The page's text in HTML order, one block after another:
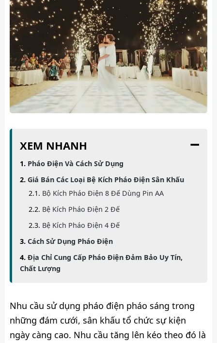
XEM NHANH −
Pháo Điện Và Cách Sử Dụng
Giá Bán Các Loại Bệ Kích Pháo Điện Sân Khấu
Bộ Kích Pháo Điện 8 Đế Dùng Pin AA
Bệ Kích Pháo Điện 2 Đế
Bệ Kích Pháo Điện 4 Đế
Cách Sử Dụng Pháo Điện
Địa Chỉ Cung Cấp Pháo Điện Đảm Bảo Uy Tín,
Chất Lượng
Nhu cầu sử dụng pháo điện pháo sáng trong
những đám cưới, sân khấu tổ chức sự kiện
ngày càng cao. Nhu cầu tăng lên kéo theo đó là